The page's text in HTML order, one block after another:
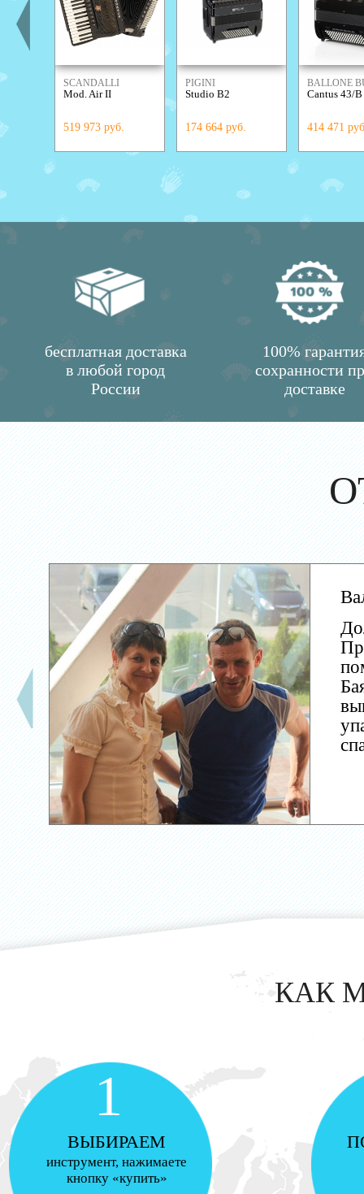
SCANDALLI
Mod. Air II
519 973 руб.
PIGINI
Studio B2
174 664 руб.
BALLONE
Cantus 43/B
414 471
бесплатная доставка
в любой город
России
100%
сохранности
доставке
КАК
1
ВЫБИРАЕМ
инструмент, нажимаете
кнопку «купить»